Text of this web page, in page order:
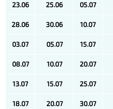
23.06 25.06 05.07
28.06 30.06 10.07
03.07 05.07 15.07
08.07 10.07 20.07
13.07 15.07 25.07
18.07 20.07 30.07